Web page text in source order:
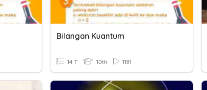
Bilangan Kuantum
14 T 10th 1181